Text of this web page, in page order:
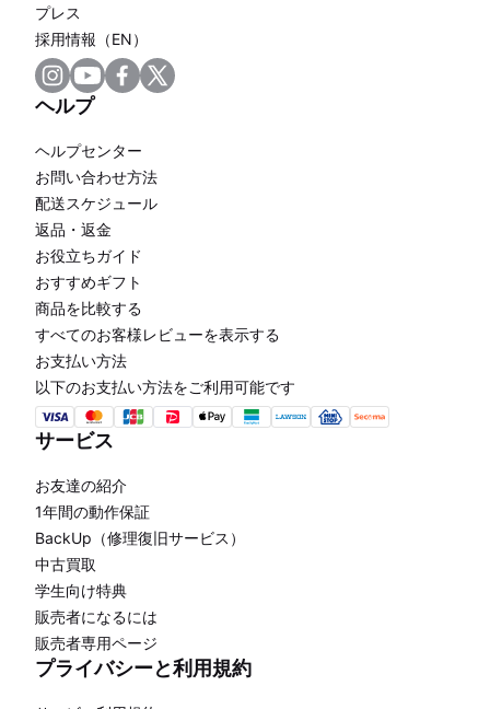
プレス
採用情報（EN）
ヘルプ
ヘルプセンター
お問い合わせ方法
配送スケジュール
返品・返金
お役立ちガイド
おすすめギフト
商品を比較する
すべてのお客様レビューを表示する
お支払い方法
以下のお支払い方法をご利用可能です
サービス
お友達の紹介
1年間の動作保証
BackUp（修理復旧サービス）
中古買取
学生向け特典
販売者になるには
販売者専用ページ
プライバシーと利用規約